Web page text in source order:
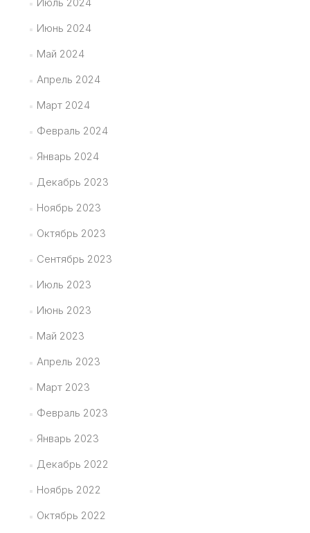
Июнь 2024
Май 2024
Апрель 2024
Март 2024
Февраль 2024
Январь 2024
Декабрь 2023
Ноябрь 2023
Октябрь 2023
Сентябрь 2023
Июль 2023
Июнь 2023
Май 2023
Апрель 2023
Март 2023
Февраль 2023
Январь 2023
Декабрь 2022
Ноябрь 2022
Октябрь 2022